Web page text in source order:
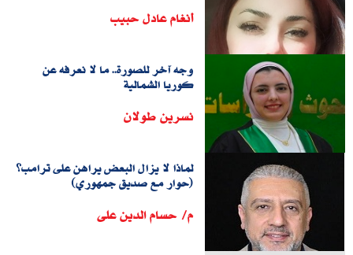
أنغام عادل حبيب
وجه آخر للصورة.. ما لا نعرفه عن
كوريا الشمالية
نسرين طولان
لماذا لا يزال البعض يراهن على ترامب؟
(حوار مع صديق جمهوري)
م/ حسام الدين على